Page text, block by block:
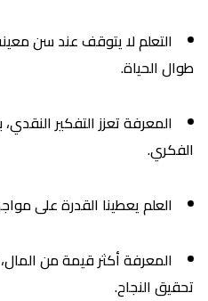
التعلم لا يتوقف عند سن
طوال الحياة.
المعرفة تعزز التفكير
الفكري.
العلم يعطينا القدرة على
المعرفة أكثر قيمة من
تحقيق النجاح.